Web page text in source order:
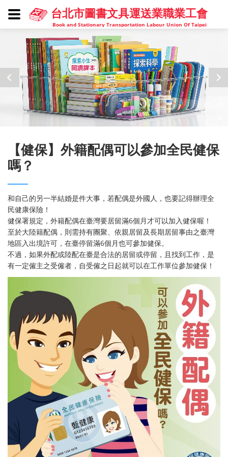
台北市圖書文具運送業職業工會
Book and Stationary Transportation Labour Union Of Taipei
【健保】外籍配偶可以參加全民健保
嗎？
和自己的另一半結婚是件大事，若配偶是外國人，也要記得辦理全
民健康保險！
健保署規定，外籍配偶在臺灣要居留滿6個月才可以加入健保喔！
至於大陸籍配偶，則需持有團聚、依親居留及長期居留事由之臺灣
地區入出境許可，在臺停留滿6個月也可參加健保。
不過，如果外配或陸配在臺是合法的居留或停留，且找到工作，是
有一定僱主之受僱者，自受僱之日起就可以在工作單位參加健保！